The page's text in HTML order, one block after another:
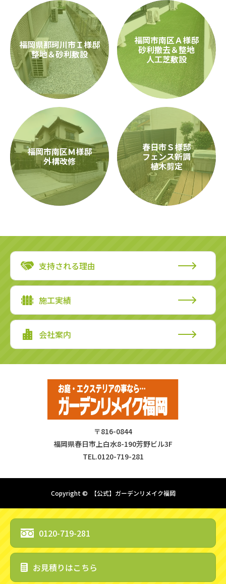
福岡県那珂川市Ｉ様邸
整地＆砂利敷設
福岡市南区Ａ様邸
砂利撤去＆整地
人工芝敷設
福岡市南区Ｍ様邸
外構改修
春日市Ｓ様邸
フェンス新調
植木剪定
支持される理由
施工実績
会社案内
〒816-0844
福岡県春日市上白水8-190芳野ビル3F
TEL.0120-719-281
Copyright © 【公式】ガーデンリメイク福岡
0120-719-281
お見積りはこちら